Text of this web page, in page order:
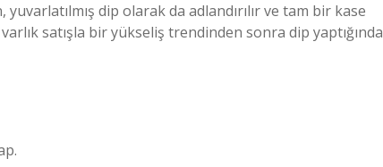
dip olarak da adlandırılır ve tam bir kase
satışla bir yükseliş trendinden sonra dip yaptığında